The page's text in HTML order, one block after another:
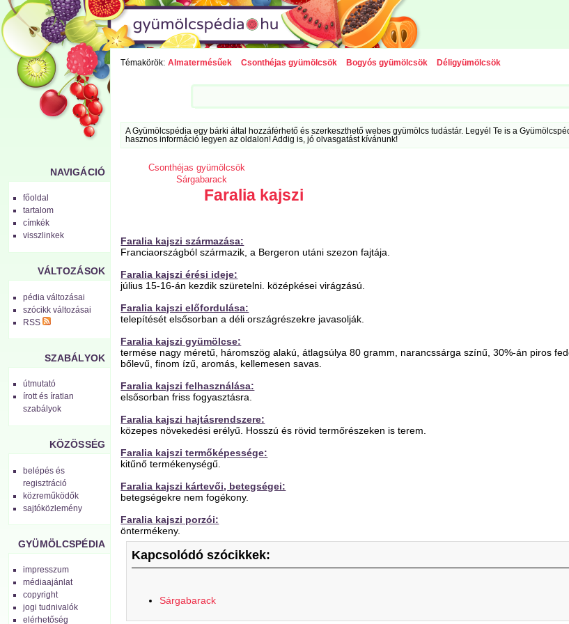
NAVIGÁCIÓ
főoldal
tartalom
címkék
visszlinkek
VÁLTOZÁSOK
pédia változásai
szócikk változásai
RSS
SZABÁLYOK
útmutató
írott és íratlan
szabályok
KÖZÖSSÉG
belépés és
regisztráció
közreműködők
sajtóközlemény
GYÜMÖLCSPÉDIA
impresszum
médiaajánlat
copyright
jogi tudnivalók
elérhetőség
Témakörök: Almatermésűek Csonthéjas gyümölcsök Bogyós gyümölcsök Déligyümölcsök
A Gyümölcspédia egy bárki által hozzáférhető és szerkeszthető webes gyümölcs tudástár. Legyél Te is a
hasznos információ legyen az oldalon! Addig is, jó olvasgatást kívánunk!
Csonthéjas gyümölcsök
Sárgabarack
Faralia kajszi
Faralia kajszi származása:
Franciaországból származik, a Bergeron utáni szezon fajtája.
Faralia kajszi érési ideje:
július 15-16-án kezdik szüretelni. középkései virágzású.
Faralia kajszi előfordulása:
telepítését elsősorban a déli országrészekre javasolják.
Faralia kajszi gyümölcse:
termése nagy méretű, háromszög alakú, átlagsúlya 80 gramm, narancssárga színű, 30%-án piros
bőlevű, finom ízű, aromás, kellemesen savas.
Faralia kajszi felhasználása:
elsősorban friss fogyasztásra.
Faralia kajszi hajtásrendszere:
közepes növekedési erélyű. Hosszú és rövid termőrészeken is terem.
Faralia kajszi termőképessége:
kitűnő termékenységű.
Faralia kajszi kártevői, betegségei:
betegségekre nem fogékony.
Faralia kajszi porzói:
öntermékeny.
Kapcsolódó szócikkek:
Sárgabarack